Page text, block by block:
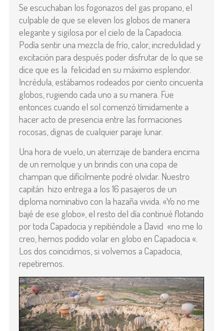
Se escuchaban los fogonazos del gas propano, el
culpable de que se eleven los globos de manera
elegante y sigilosa por el cielo de la Capadocia.
Podía sentir una mezcla de frío, calor, incredulidad y
excitación para después poder disfrutar de lo que se
dice que es la felicidad en su máximo esplendor.
Incrédula, estábamos rodeados por ciento cincuenta
globos, rugiendo cada uno a su manera. Fue
entonces cuando el sol comenzó tímidamente a
hacer acto de presencia entre las formaciones
rocosas, dignas de cualquier paraje lunar.
Una hora de vuelo, un aterrizaje de bandera encima
de un remolque y un brindis con una copa de
champan que difícilmente podré olvidar. Nuestro
capitán hizo entrega a los 16 pasajeros de un
diploma nominativo con la hazaña vivida. «Yo no me
bajé de ese globo», el resto del día continué flotando
por toda Capadocia y repitiéndole a David «no me lo
creo, hemos podido volar en globo en Capadocia «.
Los dos coincidimos, si volvemos a Capadocia,
repetiremos.